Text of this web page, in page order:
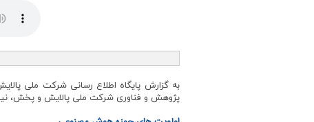
به گزارش پایگاه اطلاع رسانی شرکت ملی
پژوهش و فناوری شرکت ملی پالایش و پخش،